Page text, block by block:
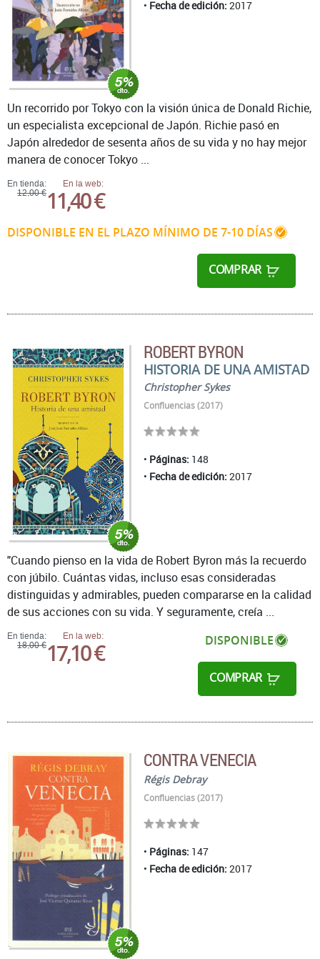
Fecha de edición: 2017
En tienda:
12,00 €
En la web:
11,40 €
DISPONIBLE EN EL PLAZO MÍNIMO DE 7-10 DÍAS
COMPRAR
Un recorrido por Tokyo con la visión única de Donald Richie,
un especialista excepcional de Japón. Richie pasó en
Japón alrededor de sesenta años de su vida y no hay mejor
manera de conocer Tokyo ...
ROBERT BYRON
HISTORIA DE UNA AMISTAD
Christopher Sykes
Confluencias (2017)
Páginas: 148
Fecha de edición: 2017
En tienda:
18,00 €
En la web:
17,10 € DISPONIBLE
COMPRAR
"Cuando pienso en la vida de Robert Byron más la recuerdo
con júbilo. Cuántas vidas, incluso esas consideradas
distinguidas y admirables, pueden compararse en la calidad
de sus acciones con su vida. Y seguramente, creía ...
CONTRA VENECIA
Régis Debray
Confluencias (2017)
Páginas: 147
Fecha de edición: 2017